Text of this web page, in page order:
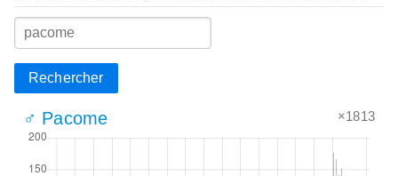
Rechercher
♂ Pacome ×1813